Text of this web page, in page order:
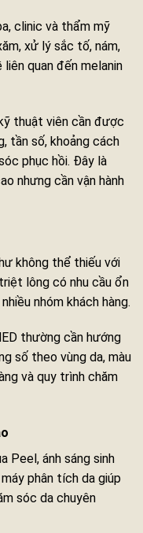
clinic và thẩm mỹ
xử lý sắc tố, nám,
quan đến melanin
thuật viên cần được
tần số, khoảng cách
phục hồi. Đây là
nhưng cần vận hành
không thể thiếu với
lông có nhu cầu ổn
nhóm khách hàng.
thường cần hướng
số theo vùng da, màu
và quy trình chăm
Peel, ánh sáng sinh
phân tích da giúp
sóc da chuyên